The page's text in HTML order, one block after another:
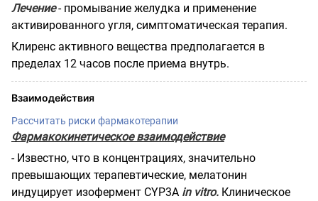
Лечение- промывание желудка и применение
активированного угля, симптоматическая терапия.
Клиренс активного вещества предполагается в
пределах 12 часов после приема внутрь.
Взаимодействия
Рассчитать риски фармакотерапии
Фармакокинетическое взаимодействие
- Известно, что в концентрациях, значительно
превышающих терапевтические, мелатонин
индуцирует изофермент CYP3A in vitro. Клиническое